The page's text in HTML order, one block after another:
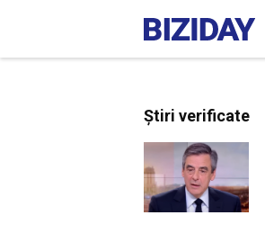
Știri verificate